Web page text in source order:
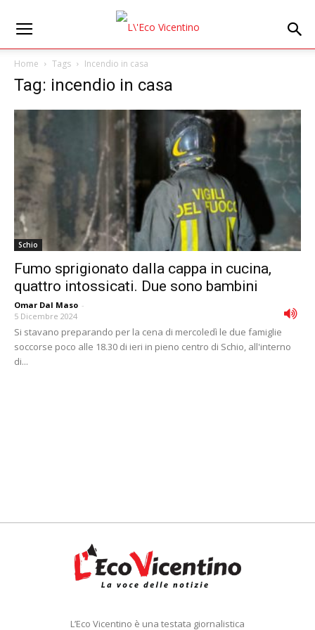
Home Tags Incendio in casa
Tag: incendio in casa
Schio
Fumo sprigionato dalla cappa in cucina,
quattro intossicati. Due sono bambini
Omar Dal Maso -
5 Dicembre 2024
Si stavano preparando per la cena di mercoledì le due famiglie
soccorse poco alle 18.30 di ieri in pieno centro di Schio, all'interno
di...
L’Eco Vicentino è una testata giornalistica